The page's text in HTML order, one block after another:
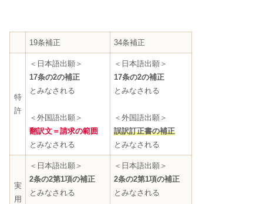
19条補正 34条補正
特
許
＜日本語出願＞
17条の2の補正
とみなされる
＜外国語出願＞
翻訳文＝請求の範囲
とみなされる
＜日本語出願＞
17条の2の補正
とみなされる
＜外国語出願＞
誤訳訂正書の補正
とみなされる
実
用
＜日本語出願＞
2条の2第1項の補正
とみなされる
＜日本語出願＞
2条の2第1項の補正
とみなされる